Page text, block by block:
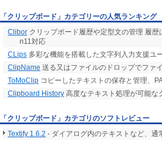
「クリップボード」カテゴリーの人気ランキング
Clibor クリップボード履歴や定型文の管理 履
n11対応
CLips 多彩な機能を搭載した文字列入力支援ユ
ClipName 送る又はファイルのドロップでファ
ToMoClip コピーしたテキストの保存と管理、
Clipboard History 高度なテキスト処理が可能な
「クリップボード」カテゴリのソフトレビュー
Textify 1.6.2 - ダイアログ内のテキストなど、通